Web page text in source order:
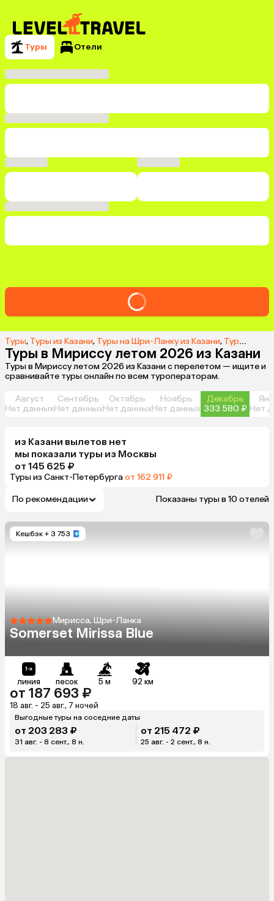
Туры Отели
Туры, Туры из Казани, Туры на Шри-Ланку из Казани, Туры в Мириссу из Казани
Туры в Мириссу летом 2026 из Казани
Туры в Мириссу летом 2026 из Казани с перелетом — ищите и
сравнивайте туры онлайн по всем туроператорам.
Август
Нет данных
Сентябрь
Нет данных
Октябрь
Нет данных
Ноябрь
Нет данных
Декабрь
333 580 ₽ Нет
из Казани вылетов нет
мы показали туры из Москвы
от 145 625 ₽
Туры из Санкт-Петербургаот 162 911 ₽
По рекомендации Показаны туры в 10 отелей
Кешбэк + 3 753
Мирисса, Шри-Ланка
Somerset Mirissa Blue
линия песок 5 м 92 км
от 187 693 ₽
18 авг. - 25 авг., 7 ночей
Выгодные туры на соседние даты
от 203 283 ₽
31 авг. - 8 сент., 8 н.
от 215 472 ₽
25 авг. - 2 сент., 8 н.